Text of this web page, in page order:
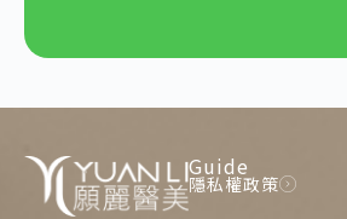
Guide
隱私權政策